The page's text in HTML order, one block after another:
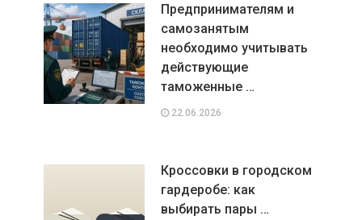
Предпринимателям и
самозанятым
необходимо учитывать
действующие
таможенные …
22.06.2026
Кроссовки в городском
гардеробе: как
выбирать пары …